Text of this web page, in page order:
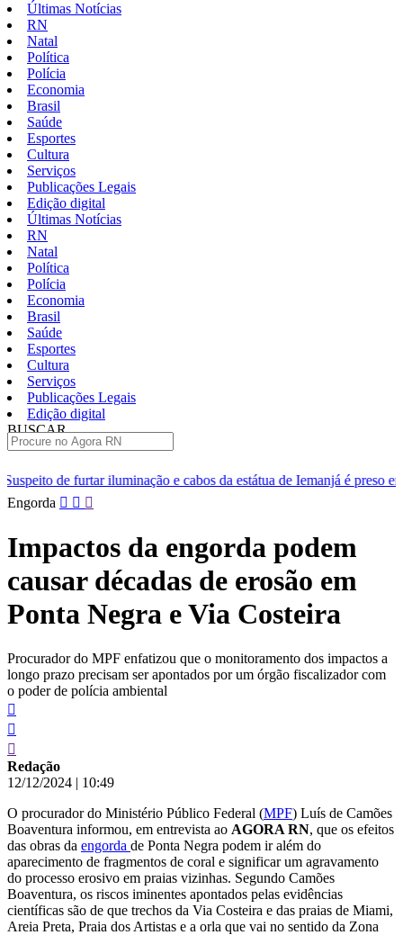
Últimas Notícias
RN
Natal
Política
Polícia
Economia
Brasil
Saúde
Esportes
Cultura
Serviços
Publicações Legais
Edição digital
Últimas Notícias
RN
Natal
Política
Polícia
Economia
Brasil
Saúde
Esportes
Cultura
Serviços
Publicações Legais
Edição digital
BUSCAR
e cabos da estátua de Iemanjá é preso em Natal
Homem
Pular
para
conteúdo
Engorda
Impactos da engorda podem
causar décadas de erosão em
Ponta Negra e Via Costeira
Procurador do MPF enfatizou que o monitoramento dos impactos a
longo prazo precisam ser apontados por um órgão fiscalizador com
o poder de polícia ambiental
Redação
12/12/2024 | 10:49
O procurador do Ministério Público Federal (MPF) Luís de Camões
Boaventura informou, em entrevista ao AGORA RN, que os efeitos
das obras da engorda de Ponta Negra podem ir além do
aparecimento de fragmentos de coral e significar um agravamento
do processo erosivo em praias vizinhas. Segundo Camões
Boaventura, os riscos iminentes apontados pelas evidências
científicas são de que trechos da Via Costeira e das praias de Miami,
Areia Preta, Praia dos Artistas e a orla que vai no sentido da Zona